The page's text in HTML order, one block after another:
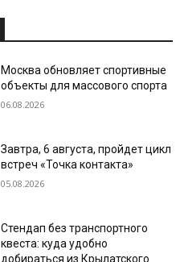
Москва обновляет спортивные
объекты для массового спорта
06.08.2026
Завтра, 6 августа, пройдет цикл
встреч «Точка контакта»
05.08.2026
Стендап без транспортного
квеста: куда удобно
добираться из Крылатского